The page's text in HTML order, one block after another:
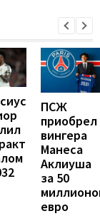
ПСЖ
приобрел
вингера
Манеса
Аклиуша
за 50
евро